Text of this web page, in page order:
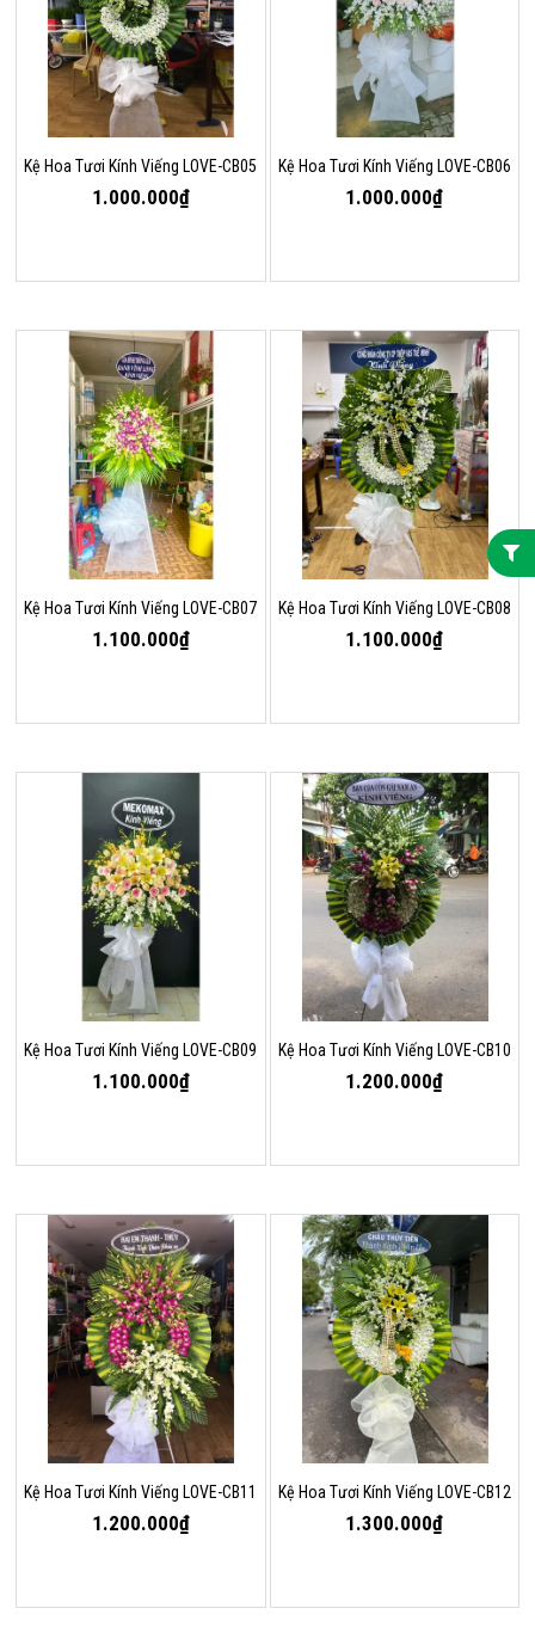
Kệ Hoa Tươi Kính Viếng LOVE-CB05
1.000.000₫
Kệ Hoa Tươi Kính Viếng LOVE-CB06
1.000.000₫
Kệ Hoa Tươi Kính Viếng LOVE-CB07
1.100.000₫
Kệ Hoa Tươi Kính Viếng LOVE-CB08
1.100.000₫
Kệ Hoa Tươi Kính Viếng LOVE-CB09
1.100.000₫
Kệ Hoa Tươi Kính Viếng LOVE-CB10
1.200.000₫
Kệ Hoa Tươi Kính Viếng LOVE-CB11
1.200.000₫
Kệ Hoa Tươi Kính Viếng LOVE-CB12
1.300.000₫